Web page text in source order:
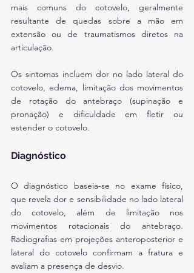
mais comuns do cotovelo, geralmente
resultante de quedas sobre a mão em
extensão ou de traumatismos diretos na
articulação.
Os sintomas incluem dor no lado lateral do
cotovelo, edema, limitação dos movimentos
de rotação do antebraço (supinação e
pronação) e dificuldade em fletir ou
estender o cotovelo.
Diagnóstico
O diagnóstico baseia-se no exame físico,
que revela dor e sensibilidade no lado lateral
do cotovelo, além de limitação nos
movimentos rotacionais do antebraço.
Radiografias em projeções anteroposterior e
lateral do cotovelo confirmam a fratura e
avaliam a presença de desvio.